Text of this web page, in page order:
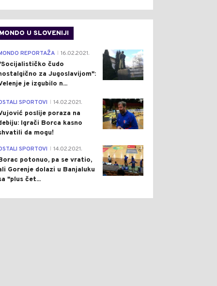
MONDO U SLOVENIJI
4
REPORTAŽA 16.02.2021.
čudo
za Jugoslavijom":
je izgubilo n...
1
SPORTOVI 14.02.2021.
poslije poraza na
Igrači Borca kasno
da mogu!
3
SPORTOVI 14.02.2021.
potonuo, pa se vratio,
Gorenje dolazi u Banjaluku
"plus čet...